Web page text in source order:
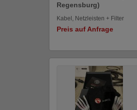
Regensburg)
Kabel, Netzleisten + Filter
Preis auf Anfrage